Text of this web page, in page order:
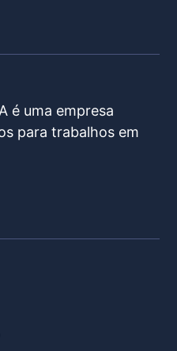
é uma empresa
para trabalhos em